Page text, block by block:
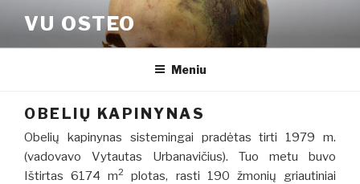
turinio
VU OSTEO
Meniu
OBELIŲ KAPINYNAS
Obelių kapinynas sistemingai pradėtas tirti 1979 m.
(vadovavo Vytautas Urbanavičius). Tuo metu buvo
Ištirtas 6174 m2
plotas, rasti 190 žmonių griautiniai